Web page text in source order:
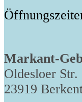
Markant-
Oldesloer Str.
23919